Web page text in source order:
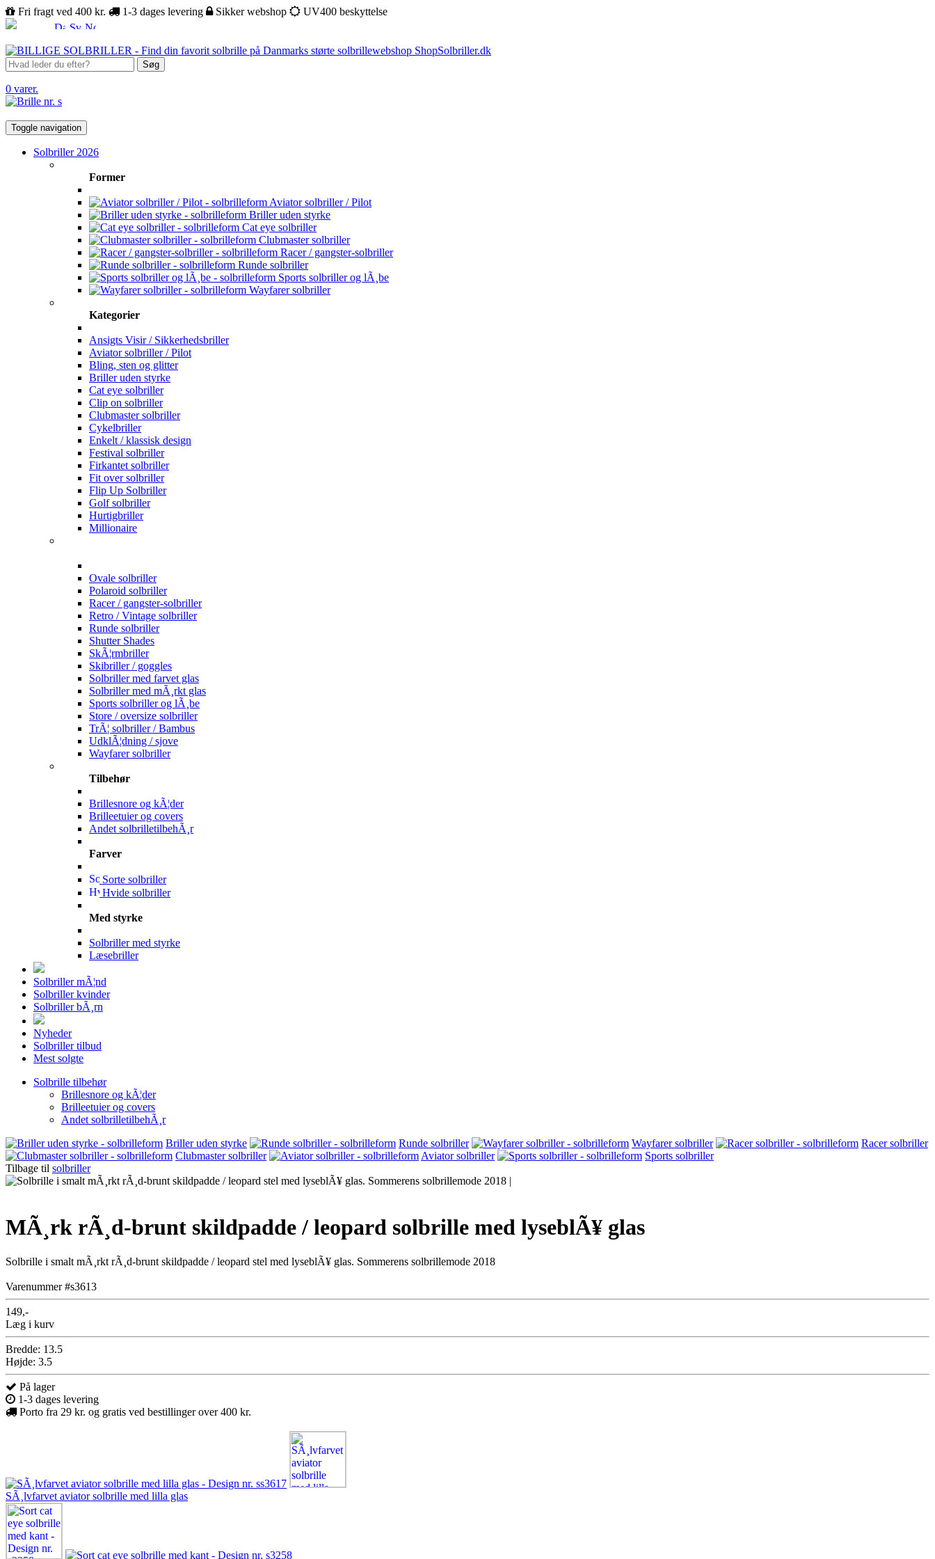
Fri fragt ved 400 kr. 1-3 dages levering Sikker webshop UV400 beskyttelse
Søg
0 varer.
Toggle navigation
Solbriller 2026
Former
Aviator solbriller / Pilot
Briller uden styrke
Cat eye solbriller
Clubmaster solbriller
Racer / gangster-solbriller
Runde solbriller
Sports solbriller og lÃ¸be
Wayfarer solbriller
Kategorier
Ansigts Visir / Sikkerhedsbriller
Aviator solbriller / Pilot
Bling, sten og glitter
Briller uden styrke
Cat eye solbriller
Clip on solbriller
Clubmaster solbriller
Cykelbriller
Enkelt / klassisk design
Festival solbriller
Firkantet solbriller
Fit over solbriller
Flip Up Solbriller
Golf solbriller
Hurtigbriller
Millionaire
Ovale solbriller
Polaroid solbriller
Racer / gangster-solbriller
Retro / Vintage solbriller
Runde solbriller
Shutter Shades
SkÃ¦rmbriller
Skibriller / goggles
Solbriller med farvet glas
Solbriller med mÃ¸rkt glas
Sports solbriller og lÃ¸be
Store / oversize solbriller
TrÃ¦ solbriller / Bambus
UdklÃ¦dning / sjove
Wayfarer solbriller
Tilbehør
Brillesnore og kÃ¦der
Brilleetuier og covers
Andet solbrilletilbehÃ¸r
Farver
Sorte solbriller
Hvide solbriller
Med styrke
Solbriller med styrke
Læsebriller
Solbriller mÃ¦nd
Solbriller kvinder
Solbriller bÃ¸rn
Nyheder
Solbriller tilbud
Mest solgte
Solbrille tilbehør
Brillesnore og kÃ¦der
Brilleetuier og covers
Andet solbrilletilbehÃ¸r
Briller uden styrke
Runde solbriller Wayfarer solbriller
Racer solbriller
Clubmaster solbriller
Aviator solbriller
Sports solbriller
Tilbage til solbriller
MÃ¸rk rÃ¸d-brunt skildpadde / leopard solbrille med lyseblÃ¥ glas
Solbrille i smalt mÃ¸rkt rÃ¸d-brunt skildpadde / leopard stel med lyseblÃ¥ glas. Sommerens solbrillemode 2018
Varenummer #s3613
149,-
Læg i kurv
Bredde: 13.5
Højde: 3.5
På lager
1-3 dages levering
Porto fra 29 kr. og gratis ved bestillinger over 400 kr.
SÃ¸lvfarvet aviator solbrille med lilla glas